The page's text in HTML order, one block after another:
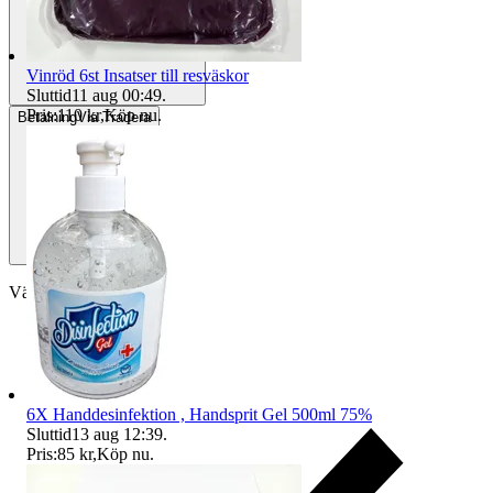
BetalningVia Tradera
Välj till köparskydd
Vinröd 6st Insatser till resväskor
Sluttid11 aug 00:49.
Pris:110 kr,Köp nu.
6X Handdesinfektion , Handsprit Gel 500ml 75%
Sluttid13 aug 12:39.
Pris:85 kr,Köp nu.